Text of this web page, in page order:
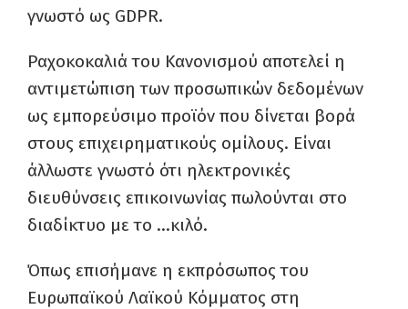
γνωστό ως GDPR.
Ραχοκοκαλιά του Κανονισμού αποτελεί η
αντιμετώπιση των προσωπικών δεδομένων
ως εμπορεύσιμο προϊόν που δίνεται βορά
στους επιχειρηματικούς ομίλους. Είναι
άλλωστε γνωστό ότι ηλεκτρονικές
διευθύνσεις επικοινωνίας πωλούνται στο
διαδίκτυο με το …κιλό.
Όπως επισήμανε η εκπρόσωπος του
Ευρωπαϊκού Λαϊκού Κόμματος στη